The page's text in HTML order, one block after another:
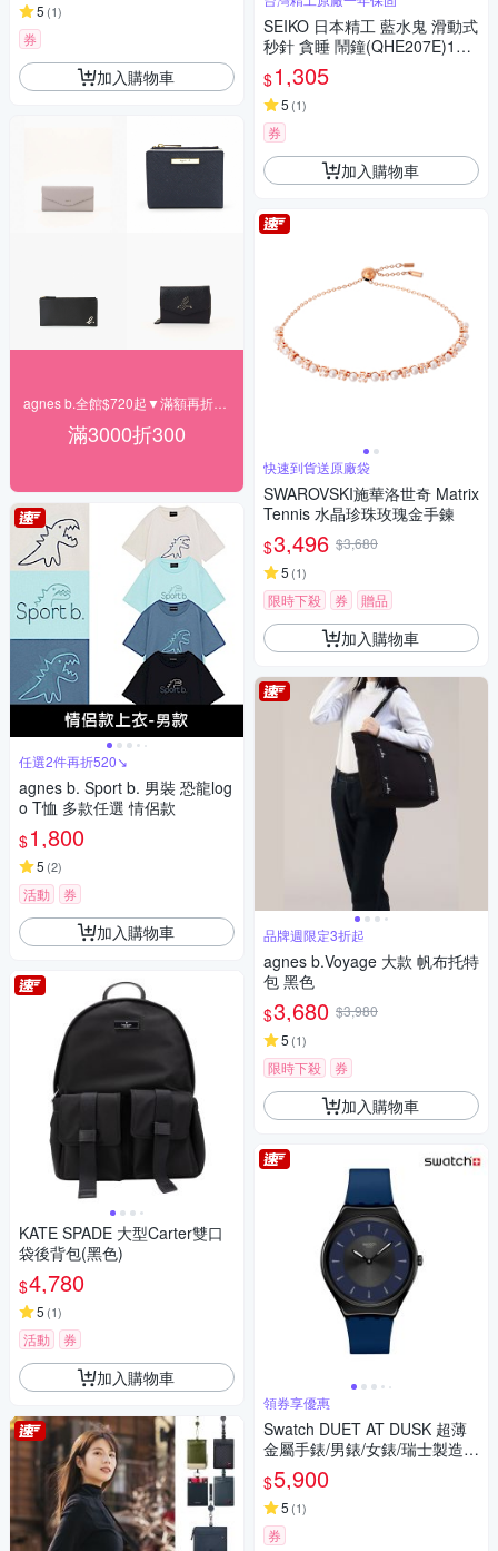
5 (1)
券
加入購物車
滿3000折300
任選2件再折520↘
agnes b. Sport b. 男裝 恐龍log
o T恤 多款任選 情侶款
$1,800
5 (2)
活動 券
加入購物車
KATE SPADE 大型Carter雙口
袋後背包(黑色)
$4,780
5 (1)
活動 券
加入購物車
SEIKO 日本精工 藍水鬼 滑動式
秒針 貪睡 鬧鐘(QHE207E)10.4
X9.7cm
$1,305
5 (1)
券
加入購物車
快速到貨送原廠袋
SWAROVSKI施華洛世奇 Matrix
Tennis 水晶珍珠玫瑰金手鍊
$3,496 $3,680
5 (1)
限時下殺 券 贈品
加入購物車
品牌週限定3折起
agnes b.Voyage 大款 帆布托特
包 黑色
$3,680 $3,980
5 (1)
限時下殺 券
加入購物車
領券享優惠
Swatch DUET AT DUSK 超薄
金屬手錶/男錶/女錶/瑞士製造 S
YXB108 (38mm)
$5,900
5 (1)
券